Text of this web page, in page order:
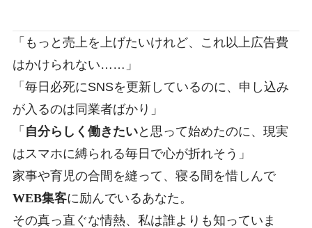
「もっと売上を上げたいけれど、これ以上広告費
はかけられない……」
「毎日必死にSNSを更新しているのに、申し込み
が入るのは同業者ばかり」
「 自分らしく働きたいと思って始めたのに、現実
はスマホに縛られる毎日で心が折れそう」
家事や育児の合間を縫って、寝る間を惜しんで
WEB集客に励んでいるあなた。
その真っ直ぐな情熱、私は誰よりも知っていま